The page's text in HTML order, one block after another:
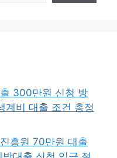
300만원 신청 방
계비 대출 조건 총정
흥원 70만원 대출